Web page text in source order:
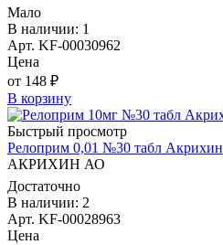
Мало
В наличии: 1
Арт. KF-00030962
Цена
от 148 ₽
В корзину
Быстрый просмотр
Релоприм 0,01 №30 табл Акрихин
АКРИХИН АО
Достаточно
В наличии: 2
Арт. KF-00028963
Цена